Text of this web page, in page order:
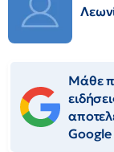
Μάθε
Google